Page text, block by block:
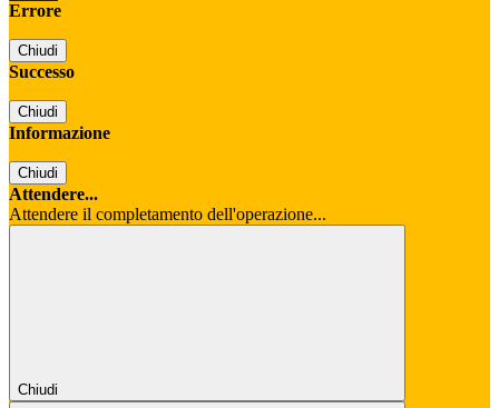
Errore
Chiudi
Successo
Chiudi
Informazione
Chiudi
Attendere...
Attendere il completamento dell'operazione...
Chiudi